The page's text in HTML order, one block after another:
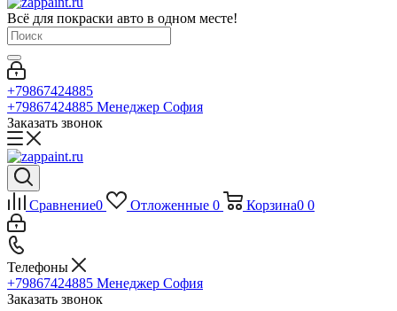
Всё для покраски авто в одном месте!
+79867424885
+79867424885 Менеджер София
Заказать звонок
Сравнение0 Отложенные 0 Корзина0 0
Телефоны
+79867424885 Менеджер София
Заказать звонок